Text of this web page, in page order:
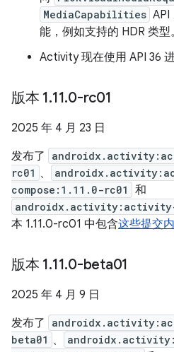
MediaCapabilities API
能，例如支持的 HDR 类型。
Activity 现在使用 API 36 进
版本 1.11.0-rc01
2025 年 4 月 23 日
发布了
rc01 、
compose:1.11.0-rc01
和
本 1.11.0-rc01 中包含这些提交
版本 1.11.0-beta01
2025 年 4 月 9 日
发布了
beta01 、